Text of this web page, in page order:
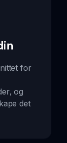
for
og
det